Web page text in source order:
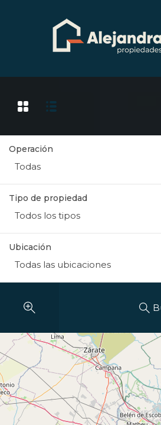
Operación
Todas
Tipo de propiedad
Todos los tipos
Ubicación
Todas las ubicaciones